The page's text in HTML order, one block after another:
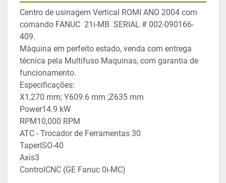
Centro de usinagem Vertical ROMI ANO 2004 com
comando FANUC  21i-MB  SERIAL # 002-090166-
409.
Máquina em perfeito estado, venda com entrega
técnica pela Multifuso Maquinas, com garantia de
funcionamento.
Especificações:
X1,270 mm; Y609.6 mm ;Z635 mm
Power14.9 kW
RPM10,000 RPM
ATC - Trocador de Ferramentas 30
TaperISO-40
Axis3
ControlCNC (GE Fanuc 0i-MC)